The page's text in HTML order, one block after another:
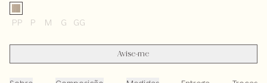
PP P M G GG
Avise-me